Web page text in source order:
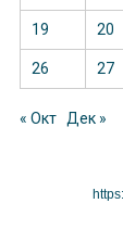
19 20
26 27
« Окт Дек »